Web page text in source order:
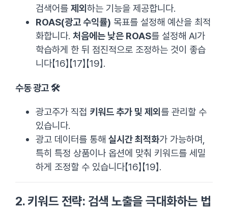
검색어를 제외 하는 기능을 제공합니다.
ROAS(광고 수익률) 목표를 설정해 예산을 최적
화합니다. 처음에는 낮은 ROAS를 설정해 AI가
학습하게 한 뒤 점진적으로 조정하는 것이 좋습
니다【16】【17】【19】.
수동 광고 🛠️
광고주가 직접 키워드 추가 및 제외 를 관리할 수
있습니다.
광고 데이터를 통해 실시간 최적화가 가능하며,
특히 특정 상품이나 옵션에 맞춰 키워드를 세밀
하게 조정할 수 있습니다【16】【19】.
2. 키워드 전략: 검색 노출을 극대화하는 법